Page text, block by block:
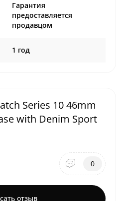
Гарантия
предоставляется
продавцом
1 год
Series 10 46mm
with Denim Sport
0
отзыв